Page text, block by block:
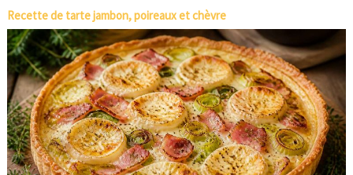
Recette de tarte jambon, poireaux et chèvre